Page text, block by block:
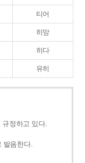
티어
히망
히다
유히
규정하고 있다.
발음한다.